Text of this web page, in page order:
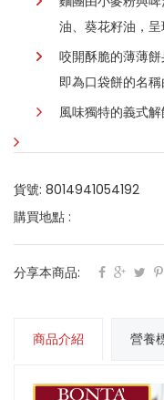
油、葵花籽油，呈
咬開酥脆的薄薄
即為口袋餅的名稱
風味獨特的義式解
貨號: 8014941054192
購買地點 :
分享本商品:
商品介紹 營養